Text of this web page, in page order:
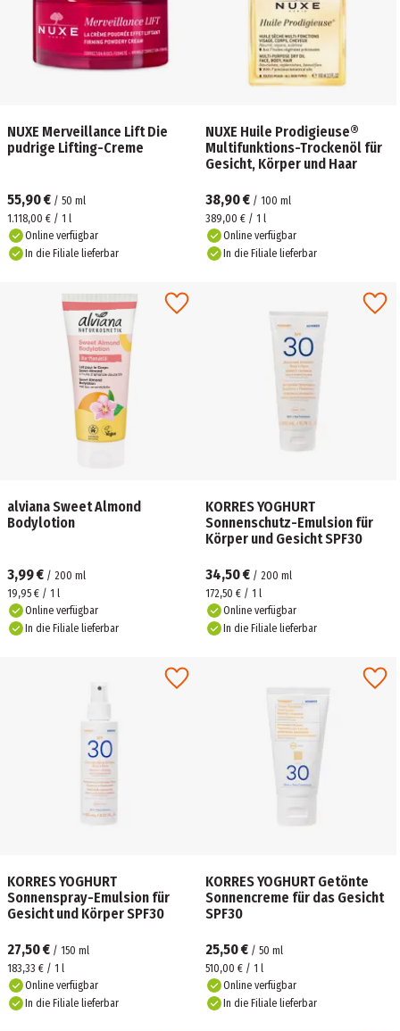
NUXE Merveillance Lift Die
pudrige Lifting-Creme
55,90 € / 50 ml
1.118,00 € / 1 l
Online verfügbar
In die Filiale lieferbar
NUXE Huile Prodigieuse®
Multifunktions-Trockenöl für
Gesicht, Körper und Haar
38,90 € / 100 ml
389,00 € / 1 l
Online verfügbar
In die Filiale lieferbar
alviana Sweet Almond
Bodylotion
3,99 € / 200 ml
19,95 € / 1 l
Online verfügbar
In die Filiale lieferbar
KORRES YOGHURT
Sonnenschutz-Emulsion für
Körper und Gesicht SPF30
34,50 € / 200 ml
172,50 € / 1 l
Online verfügbar
In die Filiale lieferbar
KORRES YOGHURT
Sonnenspray-Emulsion für
Gesicht und Körper SPF30
27,50 € / 150 ml
183,33 € / 1 l
Online verfügbar
In die Filiale lieferbar
KORRES YOGHURT Getönte
Sonnencreme für das Gesicht
SPF30
25,50 € / 50 ml
510,00 € / 1 l
Online verfügbar
In die Filiale lieferbar